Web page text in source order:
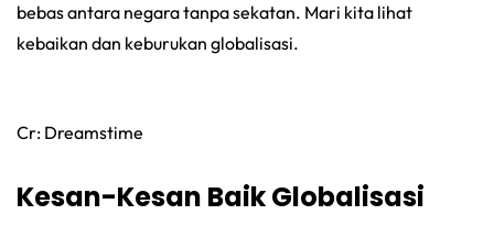
bebas antara negara tanpa sekatan. Mari kita lihat
kebaikan dan keburukan globalisasi.
Cr: Dreamstime
Kesan-Kesan BaikGlobalisasi